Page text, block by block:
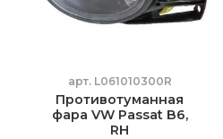
арт. L061010300R
Противотуманная
фара VW Passat B6,
RH